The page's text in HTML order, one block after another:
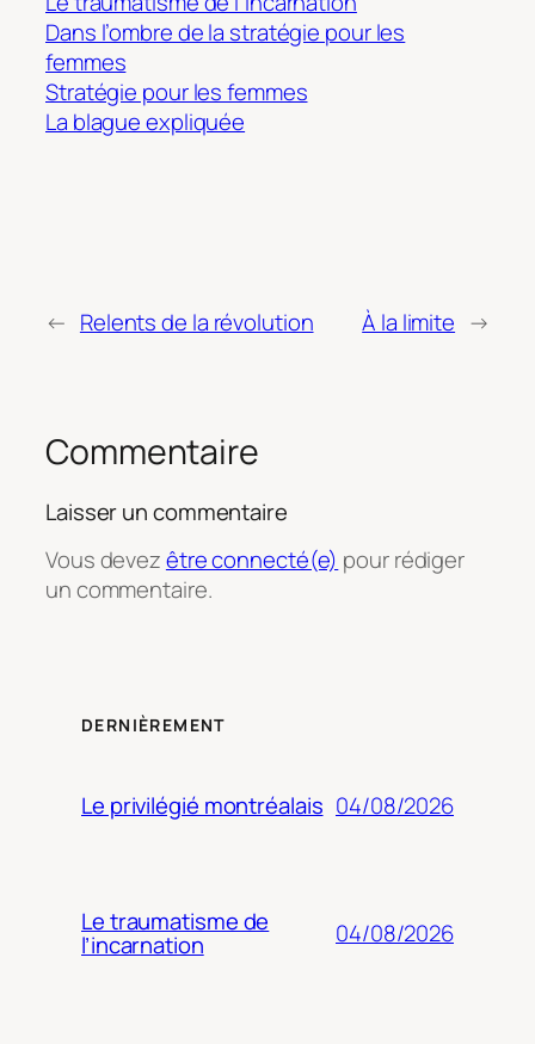
Dans l’ombre de la stratégie pour les
femmes
Stratégie pour les femmes
La blague expliquée
← Relents de la révolution À la limite →
Commentaire
Laisser un commentaire
Vous devezêtre connecté(e) pour rédiger
un commentaire.
DERNIÈREMENT
Le privilégié montréalais 04/08/2026
Le traumatisme de
l’incarnation 04/08/2026